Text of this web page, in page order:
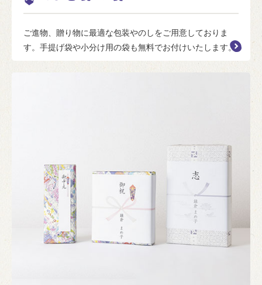
ご進物、贈り物に最適な包装やのしをご用意しておりま
す。手提げ袋や小分け用の袋も無料でお付けいたします。